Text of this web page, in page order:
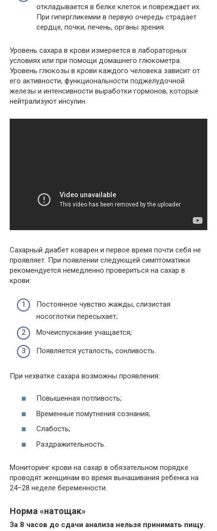
откладывается в белке клеток и повреждает их.
При гипергликемии в первую очередь страдает
сердце, почки, печень, органы зрения.
Уровень сахара в крови измеряется в лабораторных
условиях или при помощи домашнего глюкометра.
Уровень глюкозы в крови каждого человека зависит от
его активности, функциональности поджелудочной
железы и интенсивности выработки гормонов, которые
нейтрализуют инсулин.
Сахарный диабет коварен и первое время почти себя не
проявляет. При появлении следующей симптоматики
рекомендуется немедленно провериться на сахар в
крови:
Постоянное чувство жажды, слизистая
носоглотки пересыхает;
Мочеиспускание учащается;
Появляется усталость, сонливость.
При нехватке сахара возможны проявления:
Повышенная потливость;
Временные помутнения сознания;
Слабость;
Раздражительность.
Мониторинг крови на сахар в обязательном порядке
проводят женщинам во время вынашивания ребенка на
24–28 неделе беременности.
Норма «натощак»
За 8 часов до сдачи анализа нельзя принимать пищу.